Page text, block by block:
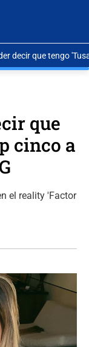
decir que tengo
que
cinco a
el reality 'Factor